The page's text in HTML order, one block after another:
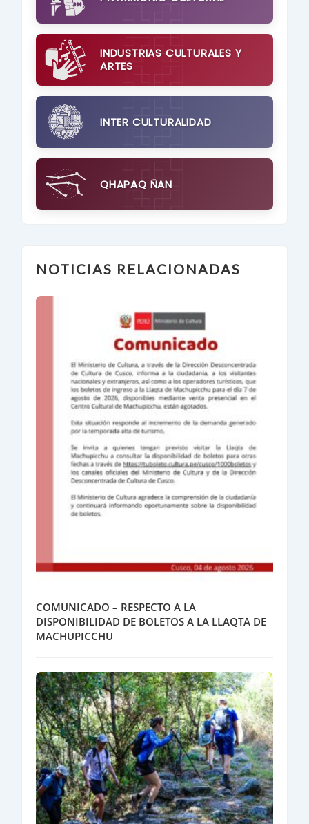
INDUSTRIAS CULTURALES Y
ARTES
INTER CULTURALIDAD
QHAPAQ ÑAN
NOTICIAS RELACIONADAS
COMUNICADO – RESPECTO A LA
DISPONIBILIDAD DE BOLETOS A LA LLAQTA DE
MACHUPICCHU